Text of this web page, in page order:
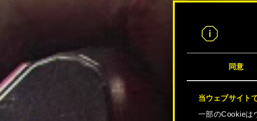
同意
当ウェブサイト
一部のCookieは